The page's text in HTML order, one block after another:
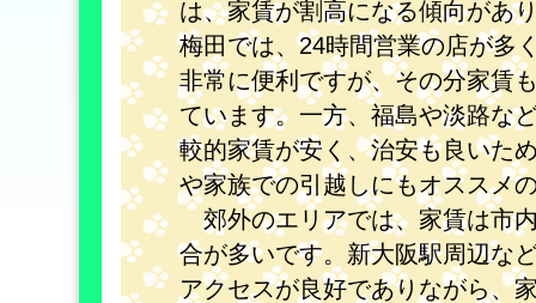
は、家賃が割高になる傾向があ
梅田では、24時間営業の店が多
非常に便利ですが、その分家賃
ています。一方、福島や淡路な
較的家賃が安く、治安も良いた
や家族での引越しにもオススメ
郊外のエリアでは、家賃は市
合が多いです。新大阪駅周辺な
アクセスが良好でありながら、